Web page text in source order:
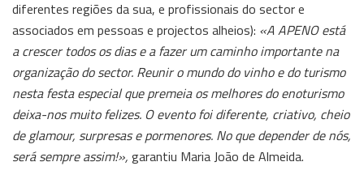
diferentes regiões da sua, e profissionais do sector e
associados em pessoas e projectos alheios): «A APENO está
a crescer todos os dias e a fazer um caminho importante na
organização do sector. Reunir o mundo do vinho e do turismo
nesta festa especial que premeia os melhores do enoturismo
deixa-nos muito felizes. O evento foi diferente, criativo, cheio
de glamour, surpresas e pormenores. No que depender de nós,
será sempre assim!», garantiu Maria João de Almeida.